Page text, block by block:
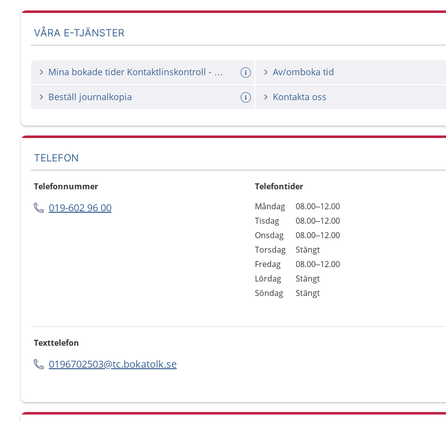
VÅRA E-TJÄNSTER
Mina bokade tider Kontaktlinskontroll - Av- och omboka Av/omboka tid
Beställ journalkopia Kontakta oss
TELEFON
Telefonnummer
019-602 96 00
Telefontider
Dag
Öppettider
Kommentarer
Måndag
08.00–12.00
Tisdag
08.00–12.00
Onsdag
08.00–12.00
Torsdag
Stängt
Fredag
08.00–12.00
Lördag
Stängt
Söndag
Stängt
Texttelefon
0196702503@tc.bokatolk.se